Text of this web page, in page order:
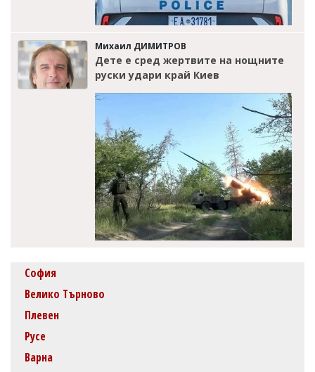
Михаил ДИМИТРОВ
Дете е сред жертвите на нощните
руски удари край Киев
София
Велико Търново
Плевен
Русе
Варна